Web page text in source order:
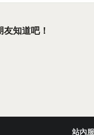
知道吧！
站內